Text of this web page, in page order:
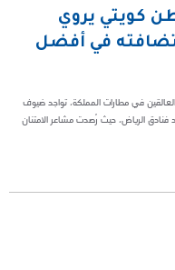
كويتي يروي
في أفضل
العالقين في مطارات المملكة، تواجد ضيوف
الرياض، حيث رُصدت مشاعر الامتنان